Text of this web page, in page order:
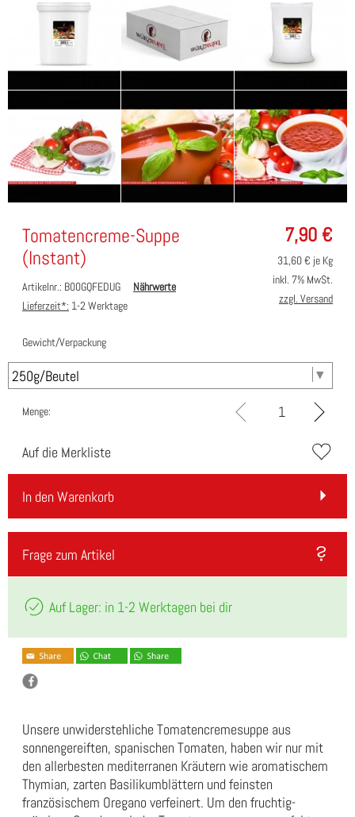
7,90 €
Tomatencreme-Suppe
(Instant)
Artikelnr.: B00GQFEDUG
Nährwerte
Lieferzeit*: 1-2 Werktage
31,60€ je Kg
inkl. 7% MwSt.
zzgl. Versand
Gewicht/Verpackung
Menge:
Auf die Merkliste
In den Warenkorb
Frage zum Artikel
Auf Lager: in 1-2 Werktagen bei dir
Unsere unwiderstehliche Tomatencremesuppe aus
sonnengereiften, spanischen Tomaten, haben wir nur mit
den allerbesten mediterranen Kräutern wie aromatischem
Thymian, zarten Basilikumblättern und feinsten
französischem Oregano verfeinert. Um den fruchtig-